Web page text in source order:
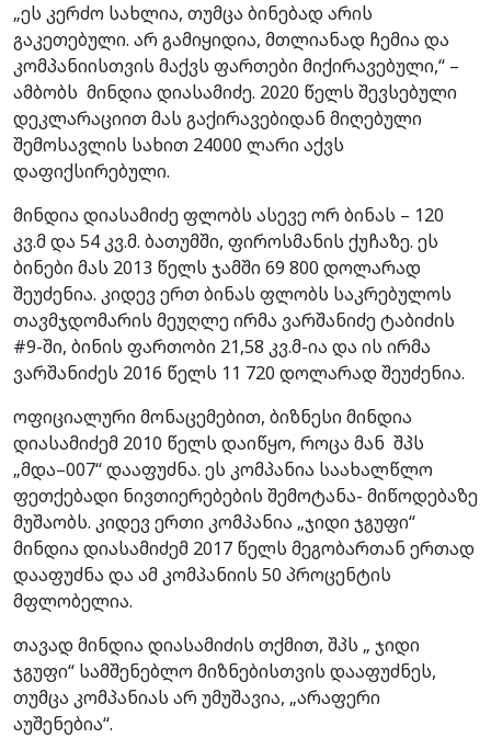
„ეს კერძო სახლია, თუმცა ბინებად არის
გაკეთებული. არ გამიყიდია, მთლიანად ჩემია და
კომპანიისთვის მაქვს ფართები მიქირავებული,“ –
ამბობს მინდია დიასამიძე. 2020 წელს შევსებული
დეკლარაციით მას გაქირავებიდან მიღებული
შემოსავლის სახით 24000 ლარი აქვს
დაფიქსირებული.
მინდია დიასამიძე ფლობს ასევე ორ ბინას – 120
კვ.მ და 54 კვ.მ. ბათუმში, ფიროსმანის ქუჩაზე. ეს
ბინები მას 2013 წელს ჯამში 69 800 დოლარად
შეუძენია. კიდევ ერთ ბინას ფლობს საკრებულოს
თავმჯდომარის მეუღლე ირმა ვარშანიძე ტაბიძის
#9-ში, ბინის ფართობი 21,58 კვ.მ-ია და ის ირმა
ვარშანიძეს 2016 წელს 11 720 დოლარად შეუძენია.
ოფიციალური მონაცემებით, ბიზნესი მინდია
დიასამიძემ 2010 წელს დაიწყო, როცა მან შპს
„მდა–007“ დააფუძნა. ეს კომპანია საახალწლო
ფეთქებადი ნივთიერებების შემოტანა- მიწოდებაზე
მუშაობს. კიდევ ერთი კომპანია „ჯიდი ჯგუფი“
მინდია დიასამიძემ 2017 წელს მეგობართან ერთად
დააფუძნა და ამ კომპანიის 50 პროცენტის
მფლობელია.
თავად მინდია დიასამიძის თქმით, შპს „ ჯიდი
ჯგუფი“ სამშენებლო მიზნებისთვის დააფუძნეს,
თუმცა კომპანიას არ უმუშავია, „არაფერი
აუშენებია“.